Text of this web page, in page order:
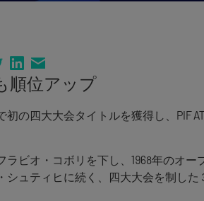
順位アップ
の四大大会タイトルを獲得し、PIF
ビオ・コボリを下し、1968年のオー
ュティヒに続く、四大大会を制した